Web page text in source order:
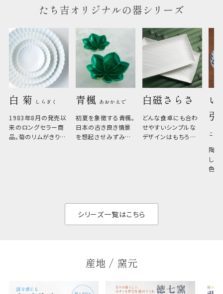
たち吉オリジナルの器シリーズ
白 菊 しらぎく
1983年8月の発売以
来のロングセラー商
品。菊のリムがきりっ
青楓 あおかえで
初夏を象徴する青楓。
日本の古き良き情景
を想起させみずみず
白磁さらさ
どんな食卓にも合わ
せやすいシンプルな
デザインはもちろん、
い
こひ
陶器
しい
色の
シリーズ一覧はこちら
産地 / 窯元